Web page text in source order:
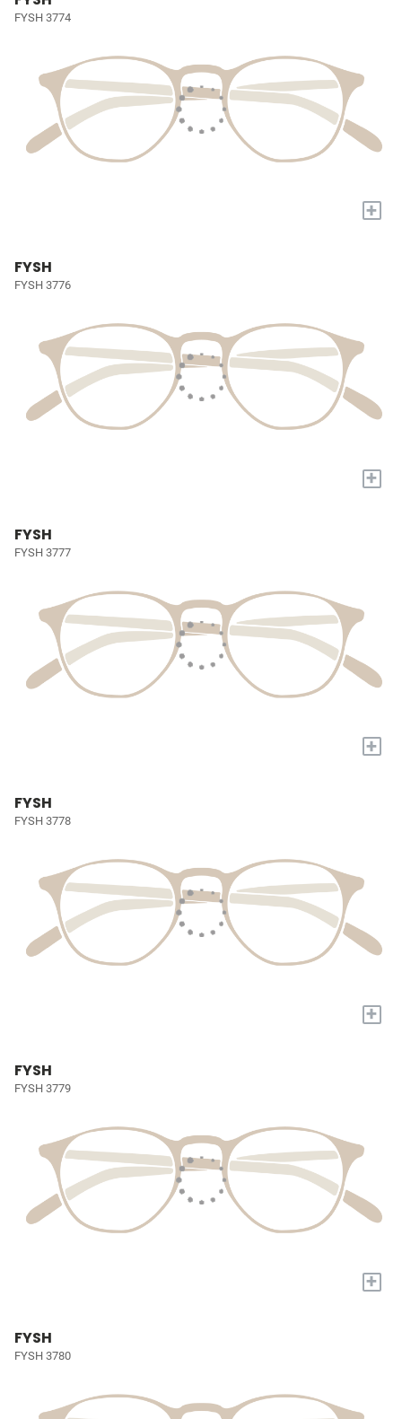
FYSH 3774
+
FYSH
FYSH 3776
+
FYSH
FYSH 3777
+
FYSH
FYSH 3778
+
FYSH
FYSH 3779
+
FYSH
FYSH 3780